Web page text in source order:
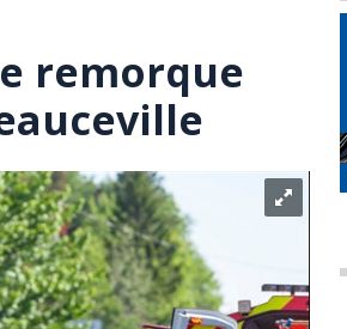
remorque